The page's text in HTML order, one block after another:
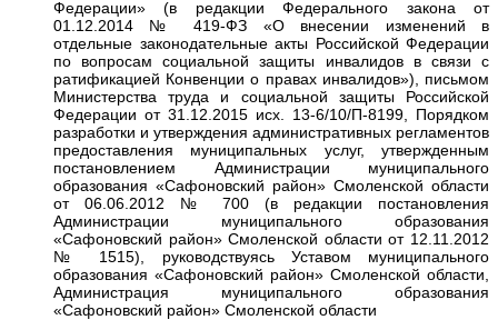
Федерации» (в редакции Федерального закона от
01.12.2014 № 419-ФЗ «О внесении изменений в
отдельные законодательные акты Российской Федерации
по вопросам социальной защиты инвалидов в связи с
ратификацией Конвенции о правах инвалидов»), письмом
Министерства труда и социальной защиты Российской
Федерации от 31.12.2015 исх. 13-6/10/П-8199, Порядком
разработки и утверждения административных регламентов
предоставления муниципальных услуг, утвержденным
постановлением Администрации муниципального
образования «Сафоновский район» Смоленской области
от 06.06.2012 № 700 (в редакции постановления
Администрации муниципального образования
«Сафоновский район» Смоленской области от 12.11.2012
№ 1515), руководствуясь Уставом муниципального
образования «Сафоновский район» Смоленской области,
Администрация муниципального образования
«Сафоновский район» Смоленской области